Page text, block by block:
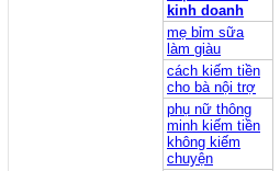
kinh doanh
mẹ bỉm sữa
làm giàu
cách kiếm tiền
cho bà nội trợ
phụ nữ thông
minh kiếm tiền
không kiếm
chuyện